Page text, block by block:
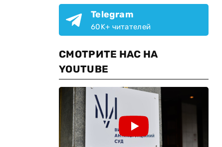
Telegram
60K+ читателей
СМОТРИТЕ НАС НА
YOUTUBE